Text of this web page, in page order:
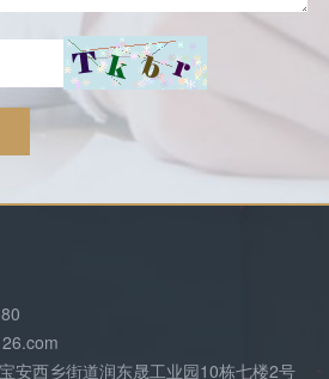
安西乡街道润东晟工业园10栋七楼2号